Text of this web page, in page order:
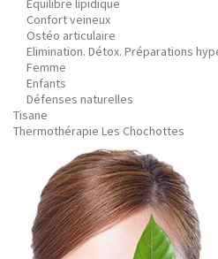
Equilibre lipidique
Confort veineux
Ostéo articulaire
Elimination. Détox. Préparations
Femme
Enfants
Défenses naturelles
Tisane
Thermothérapie Les Chochottes